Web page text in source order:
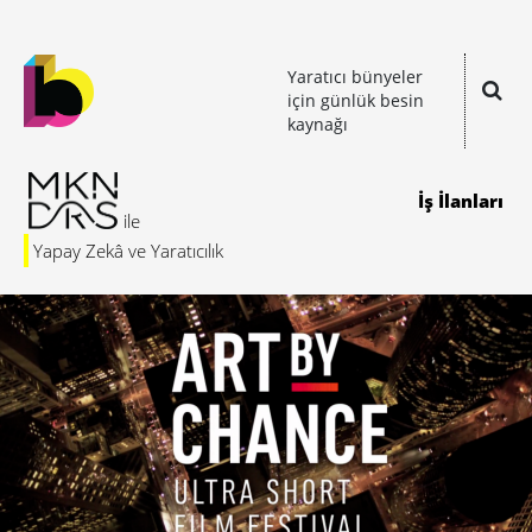
Yaratıcı bünyeler
için günlük besin
kaynağı
Yapay Zekâ ve Yaratıcılık
İş İlanları